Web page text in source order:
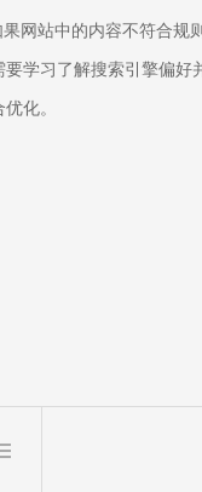
网站中的内容不符合
学习了解搜索引擎偏
化。